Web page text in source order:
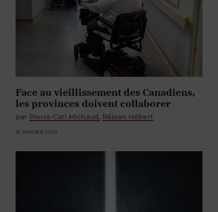
Face au vieillissement des Canadiens,
les provinces doivent collaborer
par Pierre-Carl Michaud Réjean Hébert
16 JANVIER 2024